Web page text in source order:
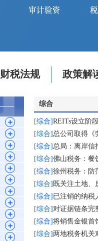
财税法规 政策解
综合
[综合]REITs设立阶
[综合]总公司取得《
[综合]总局：离岸信
[综合]佛山税务：餐
[综合]徐州税务：防
[综合] 既关注土地、
[综合] 已注销的纳税
[综合]对证据链条完
[综合]将销售金银首
[综合] 两地税务机关